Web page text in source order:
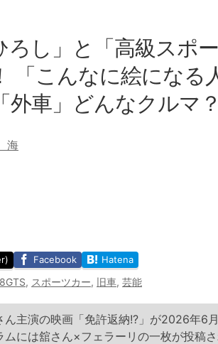
ろし」と「高級スポ
「こんなに絵になる
外車」どんなクルマ？
海
Facebook Hatena
, スポーツカー, 旧車, 芸能
主演の映画「免許返納!?」が2026年6
には舘さん×フェラーリの一枚が投稿さ